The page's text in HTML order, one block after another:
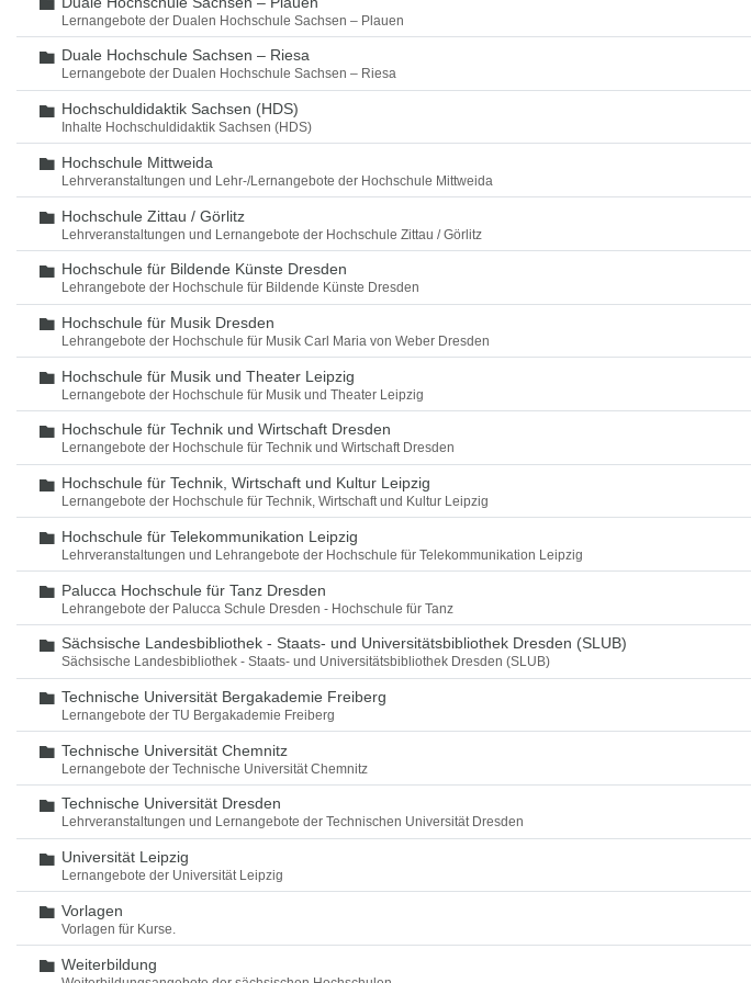
Lernangebote der Dualen Hochschule Sachsen – Plauen
Ordner
Duale Hochschule Sachsen – Riesa
Lernangebote der Dualen Hochschule Sachsen – Riesa
Ordner
Hochschuldidaktik Sachsen (HDS)
Inhalte Hochschuldidaktik Sachsen (HDS)
Ordner
Hochschule Mittweida
Lehrveranstaltungen und Lehr-/Lernangebote der Hochschule Mittweida
Ordner
Hochschule Zittau / Görlitz
Lehrveranstaltungen und Lernangebote der Hochschule Zittau / Görlitz
Ordner
Hochschule für Bildende Künste Dresden
Lehrangebote der Hochschule für Bildende Künste Dresden
Ordner
Hochschule für Musik Dresden
Lehrangebote der Hochschule für Musik Carl Maria von Weber Dresden
Ordner
Hochschule für Musik und Theater Leipzig
Lernangebote der Hochschule für Musik und Theater Leipzig
Ordner
Hochschule für Technik und Wirtschaft Dresden
Lernangebote der Hochschule für Technik und Wirtschaft Dresden
Ordner
Hochschule für Technik, Wirtschaft und Kultur Leipzig
Lernangebote der Hochschule für Technik, Wirtschaft und Kultur Leipzig
Ordner
Hochschule für Telekommunikation Leipzig
Lehrveranstaltungen und Lehrangebote der Hochschule für Telekommunikation Leipzig
Ordner
Palucca Hochschule für Tanz Dresden
Lehrangebote der Palucca Schule Dresden - Hochschule für Tanz
Ordner
Sächsische Landesbibliothek - Staats- und Universitätsbibliothek Dresden (SLUB)
Sächsische Landesbibliothek - Staats- und Universitätsbibliothek Dresden (SLUB)
Ordner
Technische Universität Bergakademie Freiberg
Lernangebote der TU Bergakademie Freiberg
Ordner
Technische Universität Chemnitz
Lernangebote der Technische Universität Chemnitz
Ordner
Technische Universität Dresden
Lehrveranstaltungen und Lernangebote der Technischen Universität Dresden
Ordner
Universität Leipzig
Lernangebote der Universität Leipzig
Ordner
Vorlagen
Vorlagen für Kurse.
Ordner
Weiterbildung